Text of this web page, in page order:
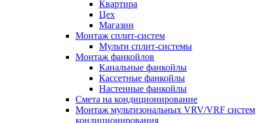
Квартира
Цех
Магазин
Монтаж сплит-систем
Мульти сплит-системы
Монтаж фанкойлов
Канальные фанкойлы
Кассетные фанкойлы
Настенные фанкойлы
Смета на кондиционирование
Монтаж мультизональных VRV/VRF систем
кондиционирования